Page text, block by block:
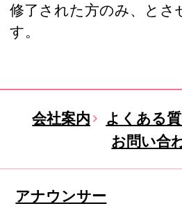
修了された方のみ、とさ
す。
会社案内 よくある
お問い合
アナウンサー